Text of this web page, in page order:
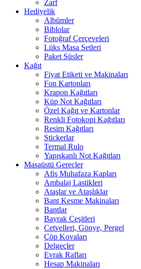
Zarf
Hediyelik
Albümler
Biblolar
Fotoğraf Çerçeveleri
Lüks Masa Setleri
Paket Süsler
Kağıt
Fiyat Etiketi ve Makinaları
Fon Kartonları
Krapon Kağıtları
Küp Not Kağıtları
Özel Kağıt ve Kartonlar
Renkli Fotokopi Kağıtları
Resim Kağıtları
Stickerlar
Termal Rulo
Yapışkanlı Not Kağıtları
Masaüstü Gereçler
Afiş Muhafaza Kapları
Ambalaj Lastikleri
Ataşlar ve Ataşlıklar
Bant Kesme Makinaları
Bantlar
Bayrak Çeşitleri
Cetvelleri, Gönye, Pergel
Çöp Kovaları
Delgeçler
Evrak Rafları
Hesap Makinaları